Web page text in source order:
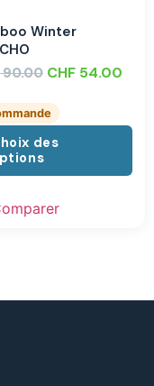
Winter
90.00 CHF 54.00
des